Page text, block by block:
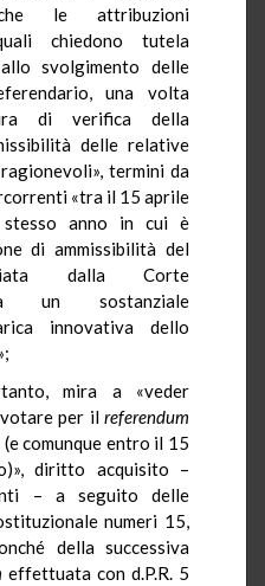
le attribuzioni
chiedono tutela
svolgimento delle
una volta
di verifica della
delle relative
termini da
«tra il 15 aprile
anno in cui è
di ammissibilità del
dalla Corte
un sostanziale
innovativa dello
mira a «veder
per il referendum
comunque entro il 15
diritto acquisito –
– a seguito delle
numeri 15,
della successiva
effettuata con d.P.R. 5